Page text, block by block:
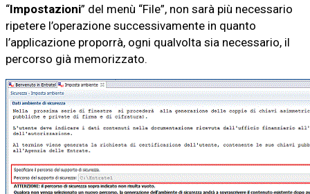
“Impostazioni” del menù “File”, non sarà più necessario
ripetere l’operazione successivamente in quanto
l’applicazione proporrà, ogni qualvolta sia necessario, il
percorso già memorizzato.